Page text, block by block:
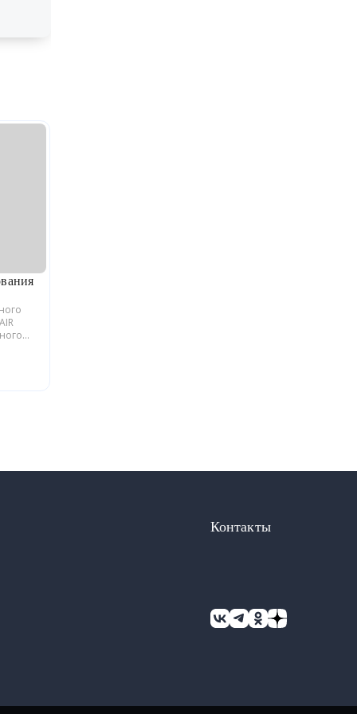
Контакты